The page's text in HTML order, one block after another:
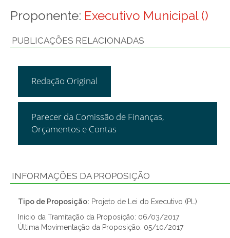
Proponente: Executivo Municipal ()
PUBLICAÇÕES RELACIONADAS
Redação Original
Parecer da Comissão de Finanças,
Orçamentos e Contas
INFORMAÇÕES DA PROPOSIÇÃO
Tipo de Proposição: Projeto de Lei do Executivo (PL)
Início da Tramitação da Proposição: 06/03/2017
Última Movimentação da Proposição: 05/10/2017